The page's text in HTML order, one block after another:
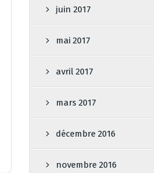
juin 2017
mai 2017
avril 2017
mars 2017
décembre 2016
novembre 2016